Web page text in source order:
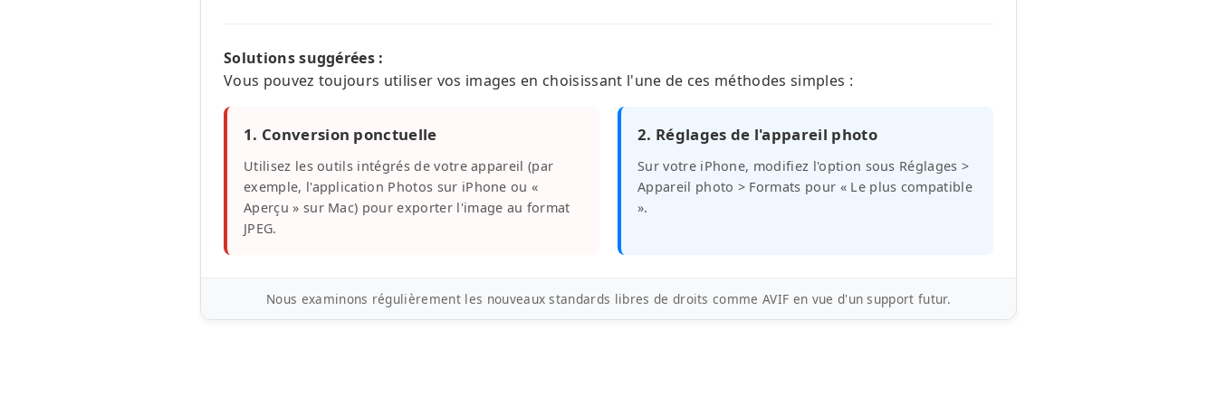
Solutions suggérées :
Vous pouvez toujours utiliser vos images en choisissant l'une de ces méthodes simples :
1. Conversion ponctuelle
Utilisez les outils intégrés de votre appareil (par
exemple, l'application Photos sur iPhone ou «
Aperçu » sur Mac) pour exporter l'image au format
JPEG.
2. Réglages de l'appareil photo
Sur votre iPhone, modifiez l'option sous Réglages >
Appareil photo > Formats pour « Le plus compatible
».
Nous examinons régulièrement les nouveaux standards libres de droits comme AVIF en vue d'un support futur.